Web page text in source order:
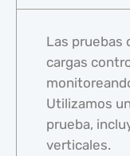
Las pruebas
cargas
Utilizamos
prueba,
verticales.